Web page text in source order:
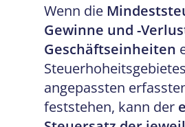
Wenn die
Gewinne und -
Geschäftseinheiten
angepassten
feststehen, kann der